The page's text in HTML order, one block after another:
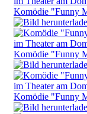
Komödie "Funny
Komödie "Funny
Komödie "Funny